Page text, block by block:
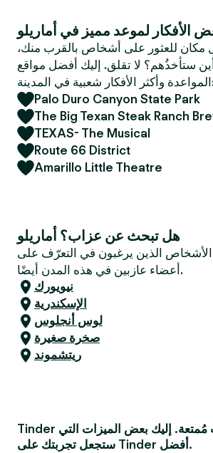
d
e
r
مكان للعثور على أشخاص بالقرب منك،
ستأخذُهم؟ لا تقلق. إليك أفضل مواقع
في المدينة:
Palo Duro Canyon State Park
The Big Texan Steak Ranch
TEXAS- The Musical
Route 66 District
Amarillo Little Theatre
هل تبحث عن عزاب؟ أماريلو
الأشخاص الذين يرغبون في التعرّف على
أعضاء عازبين في هذه المدن أيضًا.
نيويورك
الإسكندرية
لوس أنجلوس
صخرة صغيرة
ريتشموند
Tinder مليء بميزات مُمتعة. إليك بعض الميزات التي
ستجعل تجربتك على Tinder أفضل.